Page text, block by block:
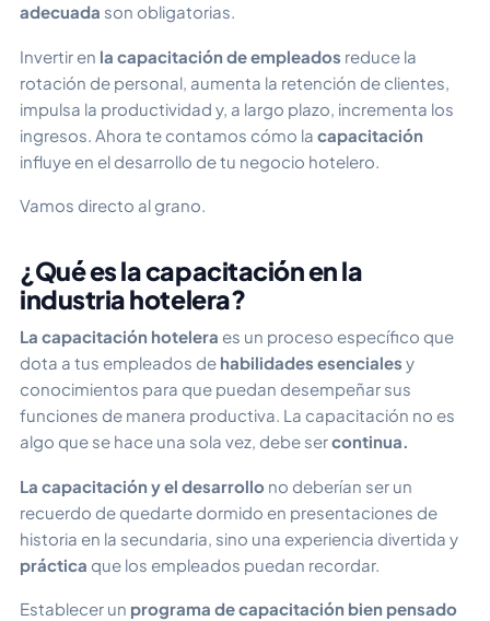
adecuada son obligatorias.
Invertir en la capacitación de empleados reduce la
rotación de personal, aumenta la retención de clientes,
impulsa la productividad y, a largo plazo, incrementa los
ingresos. Ahora te contamos cómo la capacitación
influye en el desarrollo de tu negocio hotelero.
Vamos directo al grano.
¿Qué es la capacitación en la
industria hotelera?
La capacitación hotelera es un proceso específico que
dota a tus empleados de habilidades esenciales y
conocimientos para que puedan desempeñar sus
funciones de manera productiva. La capacitación no es
algo que se hace una sola vez, debe sercontinua.
La capacitación y el desarrollo no deberían ser un
recuerdo de quedarte dormido en presentaciones de
historia en la secundaria, sino una experiencia divertida y
práctica que los empleados puedan recordar.
Establecer un programa de capacitación bien pensado